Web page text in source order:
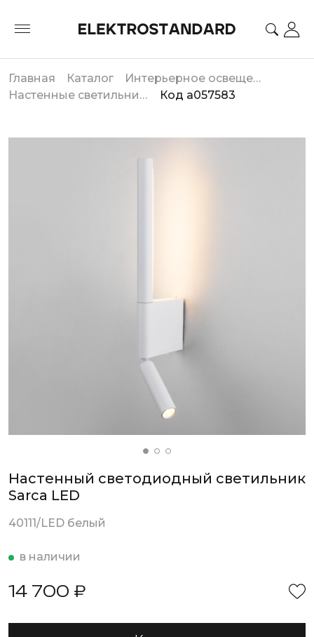
Главная Каталог
Интерьерное освещение
Настенные светильники
Код a057583
Настенный светодиодный светильник
Sarca LED
40111/LED белый
в наличии
14 700 ₽